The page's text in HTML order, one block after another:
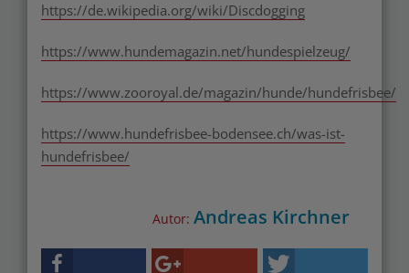
https://de.wikipedia.org/wiki/Discdogging
https://www.hundemagazin.net/hundespielzeug/
https://www.zooroyal.de/magazin/hunde/hundefrisbee/
https://www.hundefrisbee-bodensee.ch/was-ist-
hundefrisbee/
Autor: Andreas Kirchner